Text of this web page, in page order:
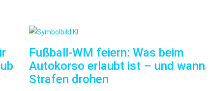
Fußball-WM feiern: Was beim
Autokorso erlaubt ist – und wann
Strafen drohen